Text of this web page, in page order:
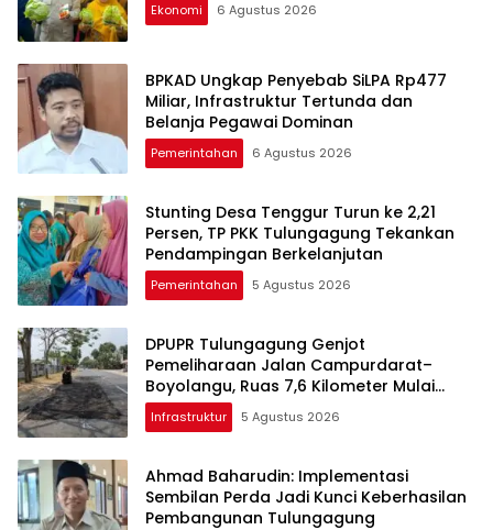
Ekonomi 6 Agustus 2026
BPKAD Ungkap Penyebab SiLPA Rp477
Miliar, Infrastruktur Tertunda dan
Belanja Pegawai Dominan
Pemerintahan 6 Agustus 2026
Stunting Desa Tenggur Turun ke 2,21
Persen, TP PKK Tulungagung Tekankan
Pendampingan Berkelanjutan
Pemerintahan 5 Agustus 2026
DPUPR Tulungagung Genjot
Pemeliharaan Jalan Campurdarat–
Boyolangu, Ruas 7,6 Kilometer Mulai
Diperbaiki
Infrastruktur 5 Agustus 2026
Ahmad Baharudin: Implementasi
Sembilan Perda Jadi Kunci Keberhasilan
Pembangunan Tulungagung